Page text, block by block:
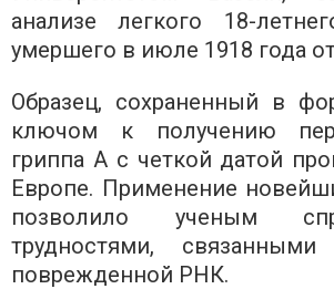
анализе легкого 18-
умершего в июле 1918 года
Образец, сохраненный в
ключом к получению
гриппа А с четкой датой
Европе. Применение
позволило ученым
трудностями,
поврежденной РНК.